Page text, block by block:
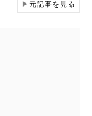
▶元記事を見る